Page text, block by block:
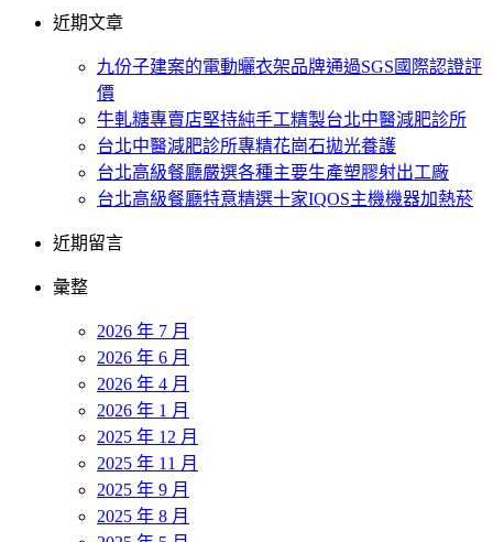
近期文章
九份子建案的電動曬衣架品牌通過SGS國際認證評
價
牛軋糖專賣店堅持純手工精製台北中醫減肥診所
台北中醫減肥診所專精花崗石拋光養護
台北高級餐廳嚴選各種主要生產塑膠射出工廠
台北高級餐廳特意精選十家IQOS主機機器加熱菸
近期留言
彙整
2026 年 7 月
2026 年 6 月
2026 年 4 月
2026 年 1 月
2025 年 12 月
2025 年 11 月
2025 年 9 月
2025 年 8 月